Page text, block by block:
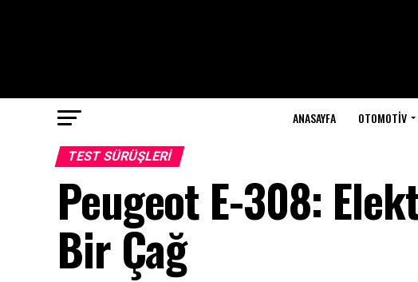
ANASAYFA OTOMOTIV
TEST SÜRÜŞLERI
Peugeot E-308:
Bir Çağ